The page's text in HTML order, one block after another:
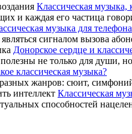
Классическая музыка,
и каждая его частица
музыка для телефона
сигналом вызова
Донорское сердце и
не только для души,
классическая музыка?
жанров: сюит,
Классическая
способностей